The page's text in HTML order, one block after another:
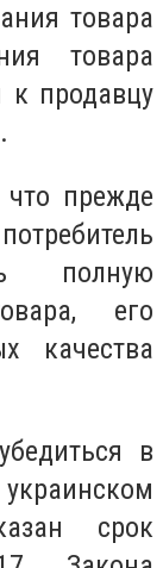
товара
товара
к продавцу
прежде
полную
его
качества
в
срок